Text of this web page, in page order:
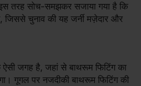
तरह सोच-समझकर सजाया गया है कि
चुनाव की यह जर्नी मज़ेदार और
जगह है, जहां से बाथरूम फिटिंग का
गूगल पर नजदीकी बाथरूम फिटिंग की